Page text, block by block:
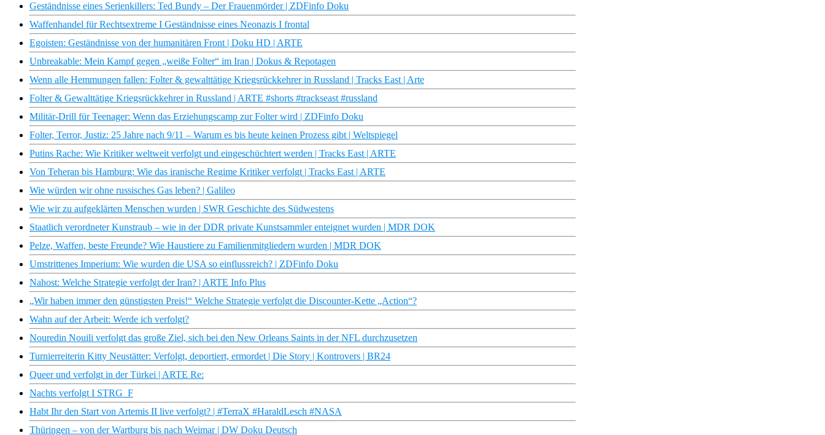
Geständnisse eines Serienkillers: Ted Bundy – Der Frauenmörder | ZDFinfo Doku
Waffenhandel für Rechtsextreme I Geständnisse eines Neonazis I frontal
Egoisten: Geständnisse von der humanitären Front | Doku HD | ARTE
Unbreakable: Mein Kampf gegen „weiße Folter“ im Iran | Dokus & Repotagen
Wenn alle Hemmungen fallen: Folter & gewalttätige Kriegsrückkehrer in Russland | Tracks East | Arte
Folter & Gewalttätige Kriegsrückkehrer in Russland | ARTE #shorts #trackseast #russland
Militär-Drill für Teenager: Wenn das Erziehungscamp zur Folter wird | ZDFinfo Doku
Folter, Terror, Justiz: 25 Jahre nach 9/11 – Warum es bis heute keinen Prozess gibt | Weltspiegel
Putins Rache: Wie Kritiker weltweit verfolgt und eingeschüchtert werden | Tracks East | ARTE
Von Teheran bis Hamburg: Wie das iranische Regime Kritiker verfolgt | Tracks East | ARTE
Wie würden wir ohne russisches Gas leben? | Galileo
Wie wir zu aufgeklärten Menschen wurden | SWR Geschichte des Südwestens
Staatlich verordneter Kunstraub – wie in der DDR private Kunstsammler enteignet wurden | MDR DOK
Pelze, Waffen, beste Freunde? Wie Haustiere zu Familienmitgliedern wurden | MDR DOK
Umstrittenes Imperium: Wie wurden die USA so einflussreich? | ZDFinfo Doku
Nahost: Welche Strategie verfolgt der Iran? | ARTE Info Plus
„Wir haben immer den günstigsten Preis!“ Welche Strategie verfolgt die Discounter-Kette „Action“?
Wahn auf der Arbeit: Werde ich verfolgt?
Nouredin Nouili verfolgt das große Ziel, sich bei den New Orleans Saints in der NFL durchzusetzen
Turnierreiterin Kitty Neustätter: Verfolgt, deportiert, ermordet | Die Story | Kontrovers | BR24
Queer und verfolgt in der Türkei | ARTE Re:
Nachts verfolgt I STRG_F
Habt Ihr den Start von Artemis II live verfolgt? | #TerraX #HaraldLesch #NASA
Thüringen – von der Wartburg bis nach Weimar | DW Doku Deutsch